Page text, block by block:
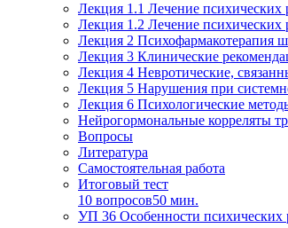
Культура и спорт
Физкультура и
Сервис и туризм
Изобразительное и
искусств
Лекция 1.1 Лечение психических
Лекция 1.2 Лечение психических
Лекция 2 Психофармакотерапия
Лекция 3 Клинические
Лекция 4 Невротические,
Лекция 5 Нарушения при
Лекция 6 Психологические
Нейрогормональные корреляты
Вопросы
Литература
Самостоятельная работа
Итоговый тест
10 вопросов50 мин.
УП 36 Особенности психических